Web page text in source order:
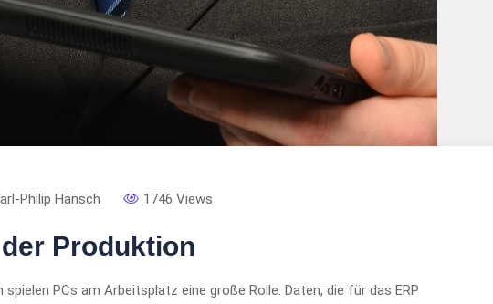
Philip Hänsch 1746 Views
Produktion
spielen PCs am Arbeitsplatz eine große Rolle: Daten, die für das ERP